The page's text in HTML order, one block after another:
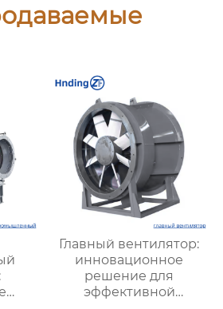
Главный вентилятор:
инновационное
решение для
эффективной